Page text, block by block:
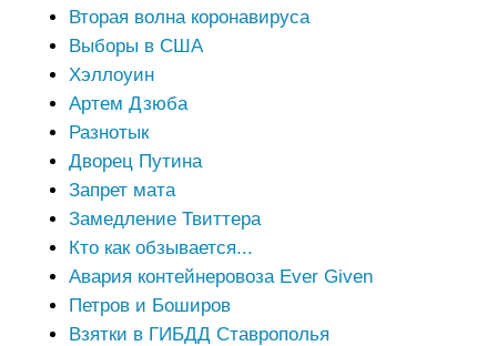
Вторая волна коронавируса
Выборы в США
Хэллоуин
Артем Дзюба
Разнотык
Дворец Путина
Запрет мата
Замедление Твиттера
Кто как обзывается...
Авария контейнеровоза Ever Given
Петров и Боширов
Взятки в ГИБДД Ставрополья